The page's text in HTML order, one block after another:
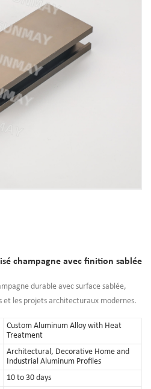
champagne avec finition sablée
durable avec surface sablée,
et les projets architecturaux modernes.
Custom Aluminum Alloy with Heat
Treatment
Architectural, Decorative Home and
Industrial Aluminum Profiles
10 to 30 days